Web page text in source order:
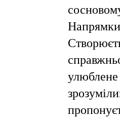
Напрямки
улюблене